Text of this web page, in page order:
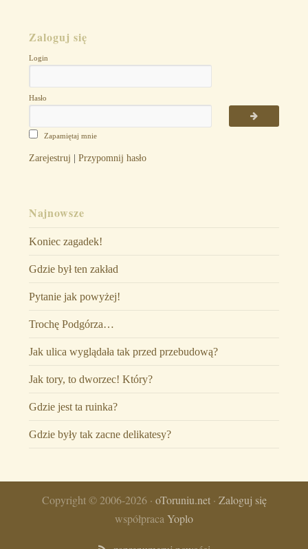
Zaloguj się
Login
Hasło
Zapamiętaj mnie
Zarejestruj | Przypomnij hasło
Najnowsze
Koniec zagadek!
Gdzie był ten zakład
Pytanie jak powyżej!
Trochę Podgórza…
Jak ulica wyglądała tak przed przebudową?
Jak tory, to dworzec! Który?
Gdzie jest ta ruinka?
Gdzie były tak zacne delikatesy?
Copyright © 2006-2026 · oToruniu.net· Zaloguj się
współpraca Yoplo